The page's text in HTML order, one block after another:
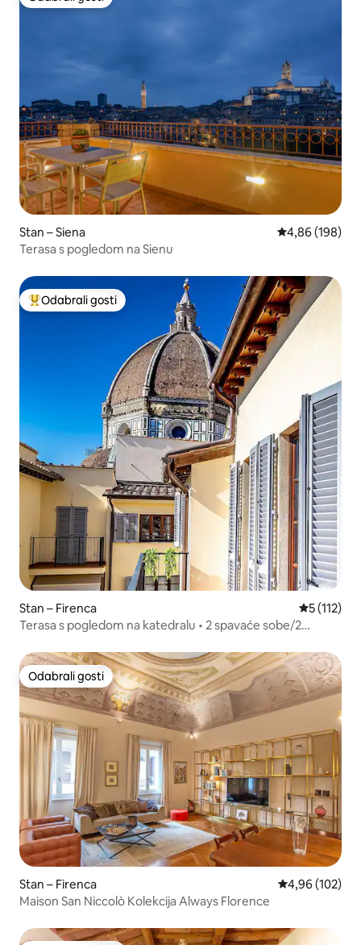
Odabrali gosti
Stan – Siena Prosječna
4,86 (198)
Terasa s pogledom na Sienu
Među najviše rangiranima s oznakom „Odabrali gosti”
Odabrali gosti
Stan – Firenca Prosječna
5 (112)
Terasa s pogledom na katedralu • 2 spavaće sobe/2
Odabrali gosti
Odabrali gosti
Stan – Firenca Prosječna
4,96 (102)
Maison San Niccolò Kolekcija Always Florence